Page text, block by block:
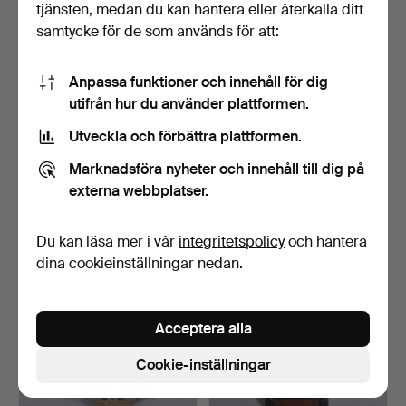
BORDSSPEGEL, gjutjärn,
oscariansk.
3 dagar
Värdering
SPEGEL, förgyllt trä, 1900-
3 dagar
tjänsten, medan du kan hantera eller återkalla ditt
samtycke för de som används för att:
Anpassa funktioner och innehåll för dig
utifrån hur du använder plattformen.
Utveckla och förbättra plattformen.
Marknadsföra nyheter och innehåll till dig på
externa webbplatser.
Du kan läsa mer i vår integritetspolicyoch hantera
dina cookieinställningar nedan.
Cookie-inställningar
Acceptera alla